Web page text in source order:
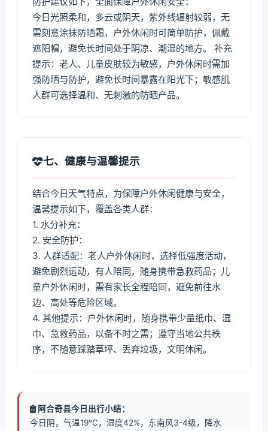
今日光照柔和，多云或阴天，紫外线辐射较弱，无
需刻意涂抹防晒霜，户外休闲时可简单防护，佩戴
遮阳帽，避免长时间处于阴凉、潮湿的地方。 补充
提示：老人、儿童皮肤较为敏感，户外休闲时需加
强防晒与防护，避免长时间暴露在阳光下；敏感肌
人群可选择温和、无刺激的防晒产品。
七、健康与温馨提示
结合今日天气特点，为保障户外休闲健康与安全，
温馨提示如下，覆盖各类人群：
1. 水分补充：
2. 安全防护：
3. 人群适配：老人户外休闲时，选择低强度活动，
避免剧烈运动，有人陪同，随身携带急救药品；儿
童户外休闲时，需有家长全程陪同，避免前往水
边、高处等危险区域。
4. 其他提示：户外休闲时，随身携带少量纸巾、湿
巾、急救药品，以备不时之需；遵守当地公共秩
序，不随意踩踏草坪、丢弃垃圾，文明休闲。
阿合奇县今日出行小结：
今日阴，气温19℃，湿度42%，东南风3-4级，降水